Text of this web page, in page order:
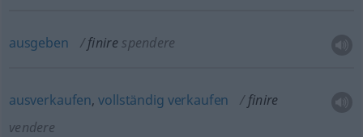
ausgeben finire spendere
ausverkaufen,vollständig verkaufen
finire
vendere